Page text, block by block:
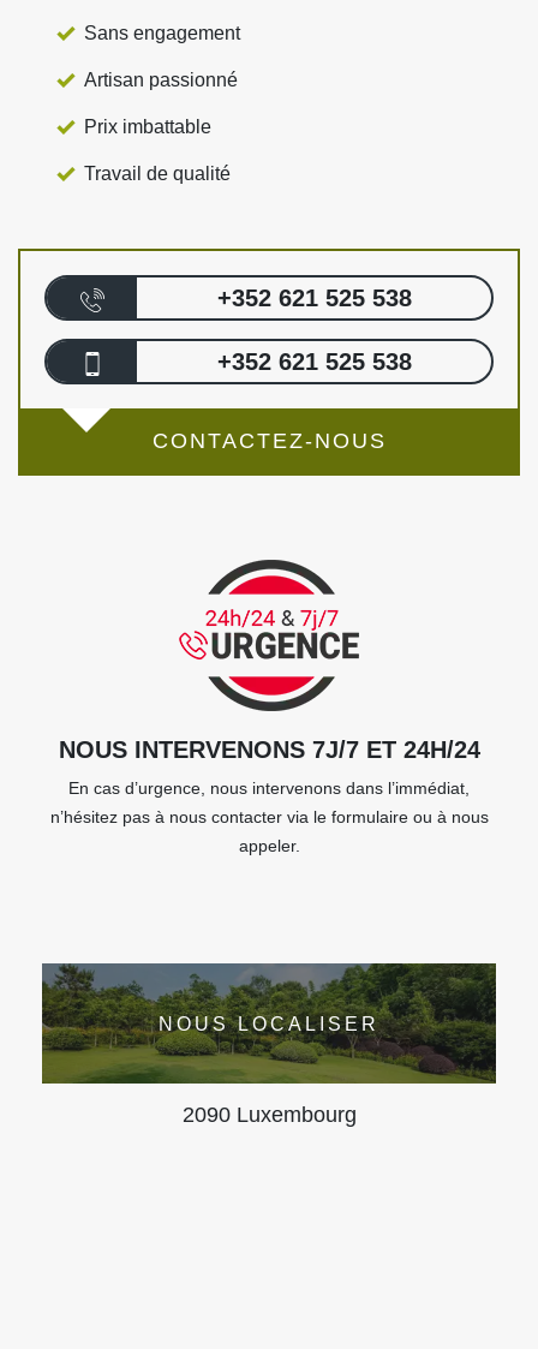
Sans engagement
Artisan passionné
Prix imbattable
Travail de qualité
+352 621 525 538
+352 621 525 538
CONTACTEZ-NOUS
NOUS INTERVENONS 7J/7 ET 24H/24
En cas d’urgence, nous intervenons dans l’immédiat,
n’hésitez pas à nous contacter via le formulaire ou à nous
appeler.
NOUS LOCALISER
2090 Luxembourg